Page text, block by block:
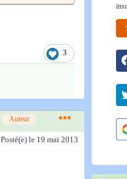
3
Auteur
Posté(e) le 19 mai 2013